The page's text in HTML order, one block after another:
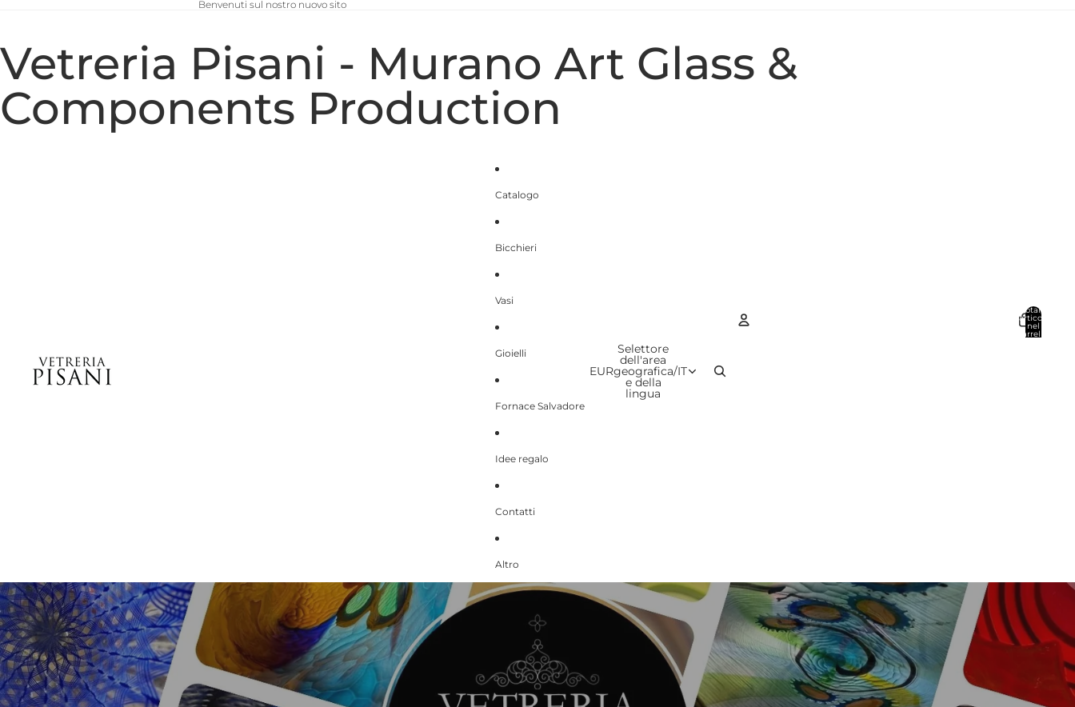
Benvenuti sul nostro nuovo sito
Vetreria Pisani - Murano Art Glass &
Components Production
Catalogo
Bicchieri
Vasi
Gioielli
Fornace Salvadore
Idee regalo
Contatti
Altro
EUR
Selettore
dell'area
geografica
e della
lingua
/IT
Totale
articoli
nel
carrello: